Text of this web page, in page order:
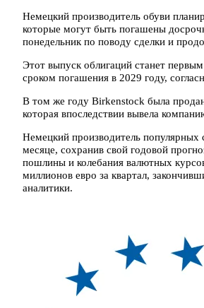
Немецкий производитель обуви
которые могут быть погашены
понедельник по поводу сделки и
Этот выпуск облигаций станет
сроком погашения в 2029 году,
В том же году Birkenstock была
которая впоследствии вывела
Немецкий производитель
месяце, сохранив свой годовой
пошлины и колебания валютных
миллионов евро за квартал,
аналитики.